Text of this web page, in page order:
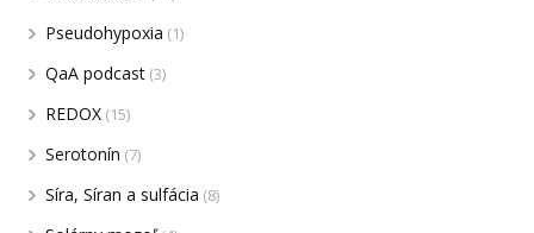
Pseudohypoxia (1)
QaA podcast (3)
REDOX (15)
Serotonín (7)
Síra, Síran a sulfácia (8)